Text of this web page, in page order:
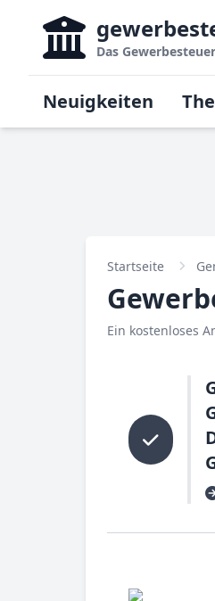
Das
Neuigkeiten
Startseite
Ein kostenloses